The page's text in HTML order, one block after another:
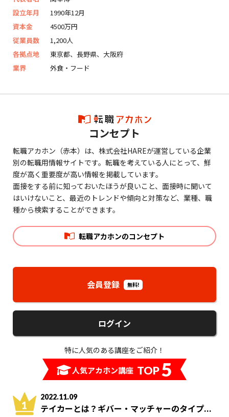
設立年月
1990年12月
資本金
4500万円
従業員数
1,200人
各拠点地
東京都、長野県、大阪府
業界
外食・フード
コンセプト
転職アカホン（赤本）は、株式会社HAREが運営している企業
別の転職用情報サイトです。転職を考えている人にとって、鮮
度が高く重要度が高い情報を掲載しています。
面接をする前に知っておいたほうが良いこと、面接時に聞いて
はいけないこと、最近のトレンドや傾向と対策など、業種、職
種から検索することができます。
転職アカホンのコンセプト
会員登録 無料!
ログイン
特に人気のある講座をご紹介！
人気アカホン講座 TOP5
2022.11.09
テイカーとは？ギバー・マッチャーのタイプ...